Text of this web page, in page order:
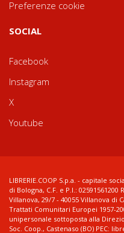
Preferenze cookie
SOCIAL
Facebook
Instagram
X
Youtube
LIBRERIE.COOP S.p.a. - capitale
di Bologna, C.F. e P.I.: 02591561200
Villanova, 29/7 - 40055 Villanova di
Trattati Comunitari Europei 1957-
unipersonale sottoposta alla
Soc. Coop., Castenaso (BO) PEC: